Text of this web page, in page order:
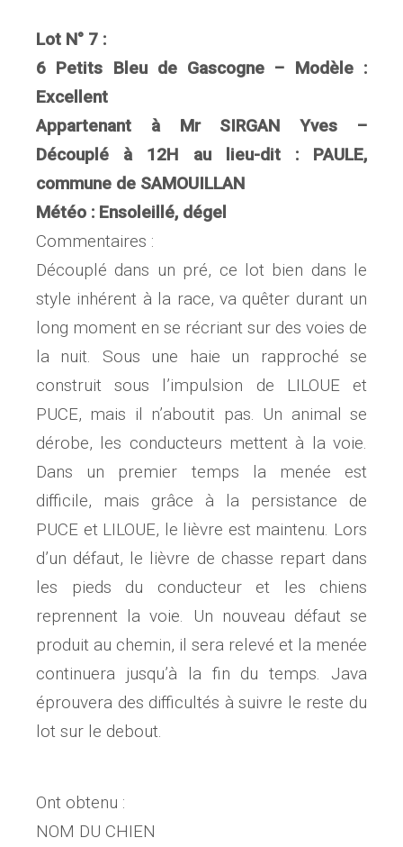
Lot N° 7 :
6 Petits Bleu de Gascogne – Modèle :
Excellent
Appartenant à Mr SIRGAN Yves –
Découplé à 12H au lieu-dit : PAULE,
commune de SAMOUILLAN
Météo : Ensoleillé, dégel
Commentaires :
Découplé dans un pré, ce lot bien dans le
style inhérent à la race, va quêter durant un
long moment en se récriant sur des voies de
la nuit. Sous une haie un rapproché se
construit sous l’impulsion de LILOUE et
PUCE, mais il n’aboutit pas. Un animal se
dérobe, les conducteurs mettent à la voie.
Dans un premier temps la menée est
difficile, mais grâce à la persistance de
PUCE et LILOUE, le lièvre est maintenu. Lors
d’un défaut, le lièvre de chasse repart dans
les pieds du conducteur et les chiens
reprennent la voie. Un nouveau défaut se
produit au chemin, il sera relevé et la menée
continuera jusqu’à la fin du temps. Java
éprouvera des difficultés à suivre le reste du
lot sur le debout.
Ont obtenu :
NOM DU CHIEN